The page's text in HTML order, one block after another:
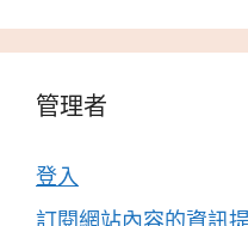
管理者
登入
訂閱網站內容的資訊